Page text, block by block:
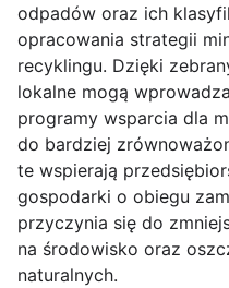
odpadów oraz ich
opracowania strategii
recyklingu. Dzięki
lokalne mogą
programy wsparcia dla
do bardziej
te wspierają
gospodarki o obiegu
przyczynia się do
na środowisko oraz
naturalnych.